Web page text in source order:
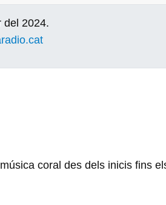
del 2024.
coral des dels inicis fins